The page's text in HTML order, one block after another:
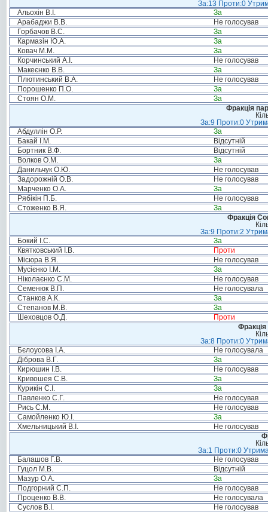
За:13 Проти:0
Альохін В.І.
За
Арабаджи В.В.
Не голосував
Горбачов В.С.
За
Кармазін Ю.А.
За
Ковач М.М.
За
Корчинський А.І.
Не голосував
Макеєнко В.В.
За
Плютинський В.А.
Не голосував
Порошенко П.О.
За
Стоян О.М.
За
Фракція
За:9 Проти:0
Абдуллін О.Р.
За
Бакай І.М.
Відсутній
Бортник В.Ф.
Відсутній
Волков О.М.
За
Данильчук О.Ю.
Не голосував
Задорожній О.В.
Не голосував
Марченко О.А.
За
Рябікін П.Б.
Не голосував
Стоженко В.Я.
За
Фракція
За:9 Проти:2
Бокий І.С.
За
Квятковський І.В.
Проти
Місюра В.Я.
Не голосував
Мусієнко І.М.
За
Ніколаєнко С.М.
Не голосував
Семенюк В.П.
Не голосувала
Станков А.К.
За
Степанов М.В.
За
Шеховцов О.Д.
Проти
Фракція
За:8 Проти:0
Бєлоусова І.А.
Не голосувала
Діброва В.Г.
За
Кирюшин І.В.
Не голосував
Кривошея С.В.
За
Курикін С.І.
За
Павленко С.Г.
Не голосував
Рись С.М.
Не голосував
Самойленко Ю.І.
За
Хмельницький В.І.
Не голосував
За:1 Проти:0
Балашов Г.В.
Не голосував
Гуцол М.В.
Відсутній
Мазур О.А.
За
Подгорний С.П.
Не голосував
Проценко В.В.
Не голосувала
Суслов В.І.
Не голосував